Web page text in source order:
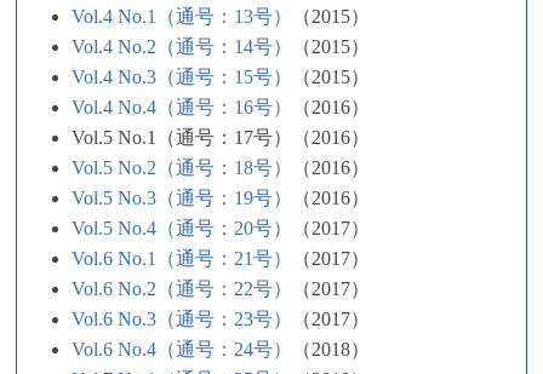
Vol.4 No.1（通号：13号）
（2015）
Vol.4 No.2（通号：14号）
（2015）
Vol.4 No.3（通号：15号）
（2015）
Vol.4 No.4（通号：16号）
（2016）
Vol.5 No.1（通号：17号）（2016）
Vol.5 No.2（通号：18号）
（2016）
Vol.5 No.3（通号：19号）
（2016）
Vol.5 No.4（通号：20号）
（2017）
Vol.6 No.1（通号：21号）
（2017）
Vol.6 No.2（通号：22号）
（2017）
Vol.6 No.3（通号：23号）
（2017）
Vol.6 No.4（通号：24号）
（2018）